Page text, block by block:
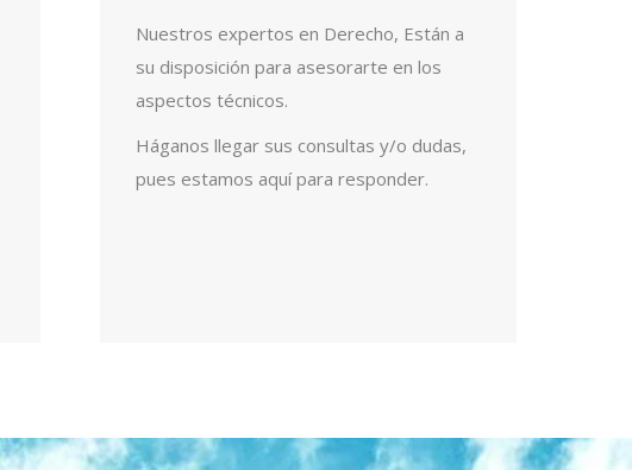
Nuestros expertos en Derecho, Están a
su disposición para asesorarte en los
aspectos técnicos.
Háganos llegar sus consultas y/o dudas,
pues estamos aquí para responder.